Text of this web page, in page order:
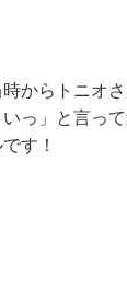
からトニオ
っ」と言っ
す！